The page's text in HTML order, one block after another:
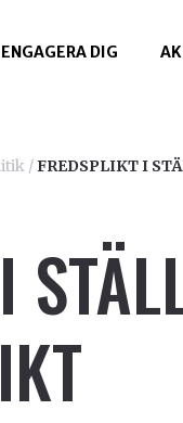
ENGAGERA DIG
/FREDSPLIKT I